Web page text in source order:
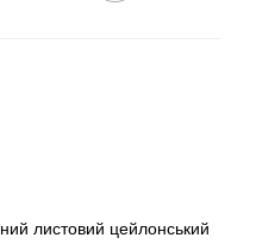
листовий цейлонський